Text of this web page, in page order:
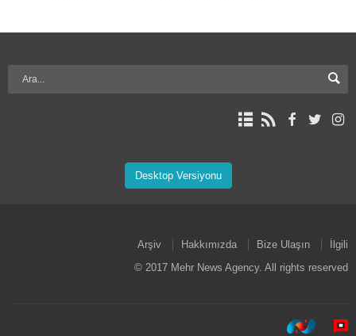
Desktop Versiyonu
Arşiv Hakkımızda Bize Ulaşın
İlgili
© 2017 Mehr News Agency. All rights reserved